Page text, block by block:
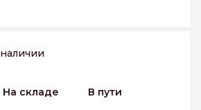
На складе
В пути